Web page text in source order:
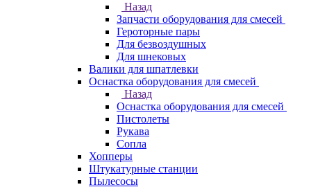
Назад
Запчасти оборудования для смесей
Героторные пары
Для безвоздушных
Для шнековых
Валики для шпатлевки
Оснастка оборудования для смесей
Назад
Оснастка оборудования для смесей
Пистолеты
Рукава
Сопла
Хопперы
Штукатурные станции
Пылесосы